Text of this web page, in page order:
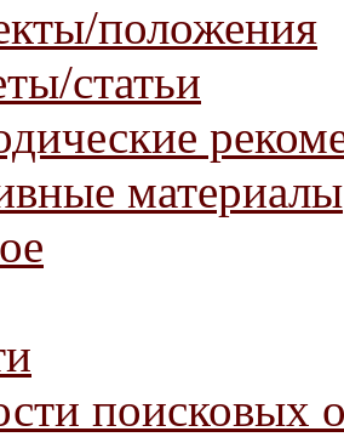
положения
статьи
материалы
поисковых